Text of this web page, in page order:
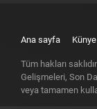
Ana sayfa Künye
Tüm hakları
Gelişmeleri, Son
veya tamamen